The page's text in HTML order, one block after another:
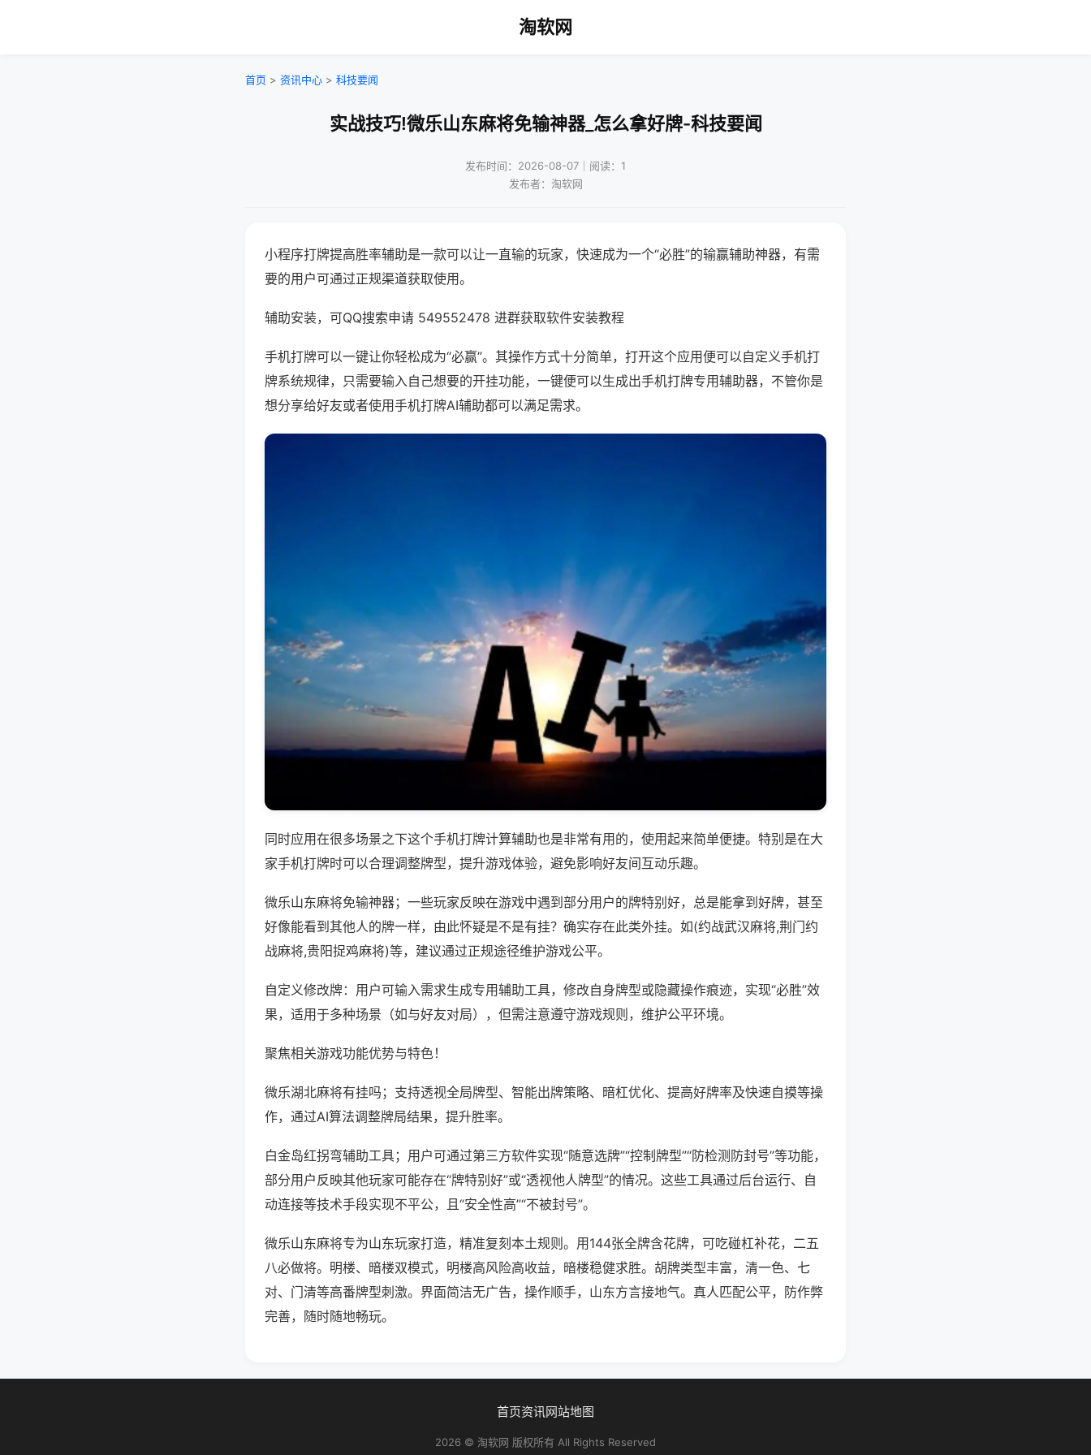
淘软网
首页 > 资讯中心 > 科技要闻
实战技巧!微乐山东麻将免输神器_怎么拿好牌-科技要闻
发布时间：2026-08-07｜阅读：1
发布者：淘软网
小程序打牌提高胜率辅助是一款可以让一直输的玩家，快速成为一个“必胜”的输赢辅助神器，有需
要的用户可通过正规渠道获取使用。
辅助安装，可QQ搜索申请 549552478 进群获取软件安装教程
手机打牌可以一键让你轻松成为“必赢”。其操作方式十分简单，打开这个应用便可以自定义手机打
牌系统规律，只需要输入自己想要的开挂功能，一键便可以生成出手机打牌专用辅助器，不管你是
想分享给好友或者使用手机打牌AI辅助都可以满足需求。
同时应用在很多场景之下这个手机打牌计算辅助也是非常有用的，使用起来简单便捷。特别是在大
家手机打牌时可以合理调整牌型，提升游戏体验，避免影响好友间互动乐趣。
微乐山东麻将免输神器；一些玩家反映在游戏中遇到部分用户的牌特别好，总是能拿到好牌，甚至
好像能看到其他人的牌一样，由此怀疑是不是有挂？确实存在此类外挂。如(约战武汉麻将,荆门约
战麻将,贵阳捉鸡麻将)等，建议通过正规途径维护游戏公平。
自定义修改牌：用户可输入需求生成专用辅助工具，修改自身牌型或隐藏操作痕迹，实现“必胜”效
果，适用于多种场景（如与好友对局），但需注意遵守游戏规则，维护公平环境。
聚焦相关游戏功能优势与特色！
微乐湖北麻将有挂吗；支持透视全局牌型、智能出牌策略、暗杠优化、提高好牌率及快速自摸等操
作，通过AI算法调整牌局结果，提升胜率。
白金岛红拐弯辅助工具；用户可通过第三方软件实现“随意选牌”“控制牌型”“防检测防封号”等功能，
部分用户反映其他玩家可能存在“牌特别好”或“透视他人牌型”的情况。这些工具通过后台运行、自
动连接等技术手段实现不平公，且“安全性高”“不被封号”。
微乐山东麻将专为山东玩家打造，精准复刻本土规则。用144张全牌含花牌，可吃碰杠补花，二五
八必做将。明楼、暗楼双模式，明楼高风险高收益，暗楼稳健求胜。胡牌类型丰富，清一色、七
对、门清等高番牌型刺激。界面简洁无广告，操作顺手，山东方言接地气。真人匹配公平，防作弊
完善，随时随地畅玩。
首页资讯网站地图
2026 © 淘软网 版权所有 All Rights Reserved